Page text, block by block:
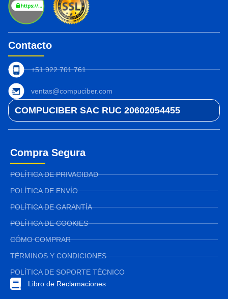
Contacto
+51 922 701 761
ventas@compuciber.com
COMPUCIBER SAC RUC 20602054455
Compra Segura
POLÍTICA DE PRIVACIDAD
POLÍTICA DE ENVÍO
POLÍTICA DE GARANTÍA
POLÍTICA DE COOKIES
CÓMO COMPRAR
TÉRMINOS Y CONDICIONES
POLÍTICA DE SOPORTE TÉCNICO
Libro de Reclamaciones